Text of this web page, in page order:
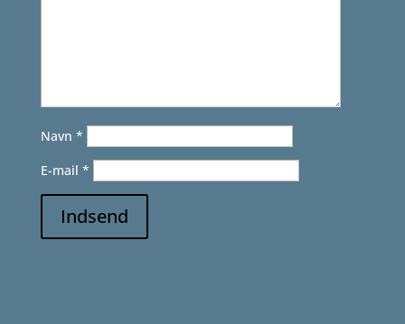
Navn *
E-mail *
Indsend